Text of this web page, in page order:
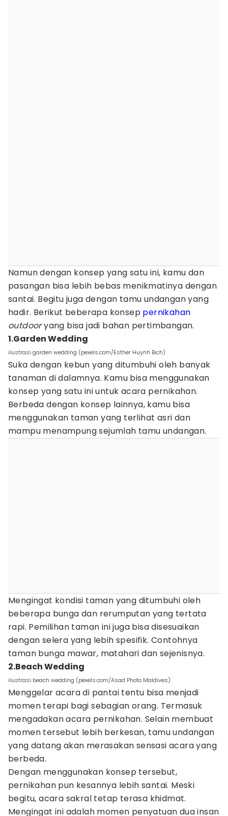
Namun dengan konsep yang satu ini, kamu dan
pasangan bisa lebih bebas menikmatinya dengan
santai. Begitu juga dengan tamu undangan yang
hadir. Berikut beberapa konsep pernikahan
outdooryang bisa jadi bahan pertimbangan.
1.Garden Wedding
ilustrasi garden wedding (pexels.com/Esther Huynh Bich)
Suka dengan kebun yang ditumbuhi oleh banyak
tanaman di dalamnya. Kamu bisa menggunakan
konsep yang satu ini untuk acara pernikahan.
Berbeda dengan konsep lainnya, kamu bisa
menggunakan taman yang terlihat asri dan
mampu menampung sejumlah tamu undangan.
Mengingat kondisi taman yang ditumbuhi oleh
beberapa bunga dan rerumputan yang tertata
rapi. Pemilihan taman ini juga bisa disesuaikan
dengan selera yang lebih spesifik. Contohnya
taman bunga mawar, matahari dan sejenisnya.
2.Beach Wedding
ilustrasi beach wedding (pexels.com/Asad Photo Maldives)
Menggelar acara di pantai tentu bisa menjadi
momen terapi bagi sebagian orang. Termasuk
mengadakan acara pernikahan. Selain membuat
momen tersebut lebih berkesan, tamu undangan
yang datang akan merasakan sensasi acara yang
berbeda.
Dengan menggunakan konsep tersebut,
pernikahan pun kesannya lebih santai. Meski
begitu, acara sakral tetap terasa khidmat.
Mengingat ini adalah momen penyatuan dua insan